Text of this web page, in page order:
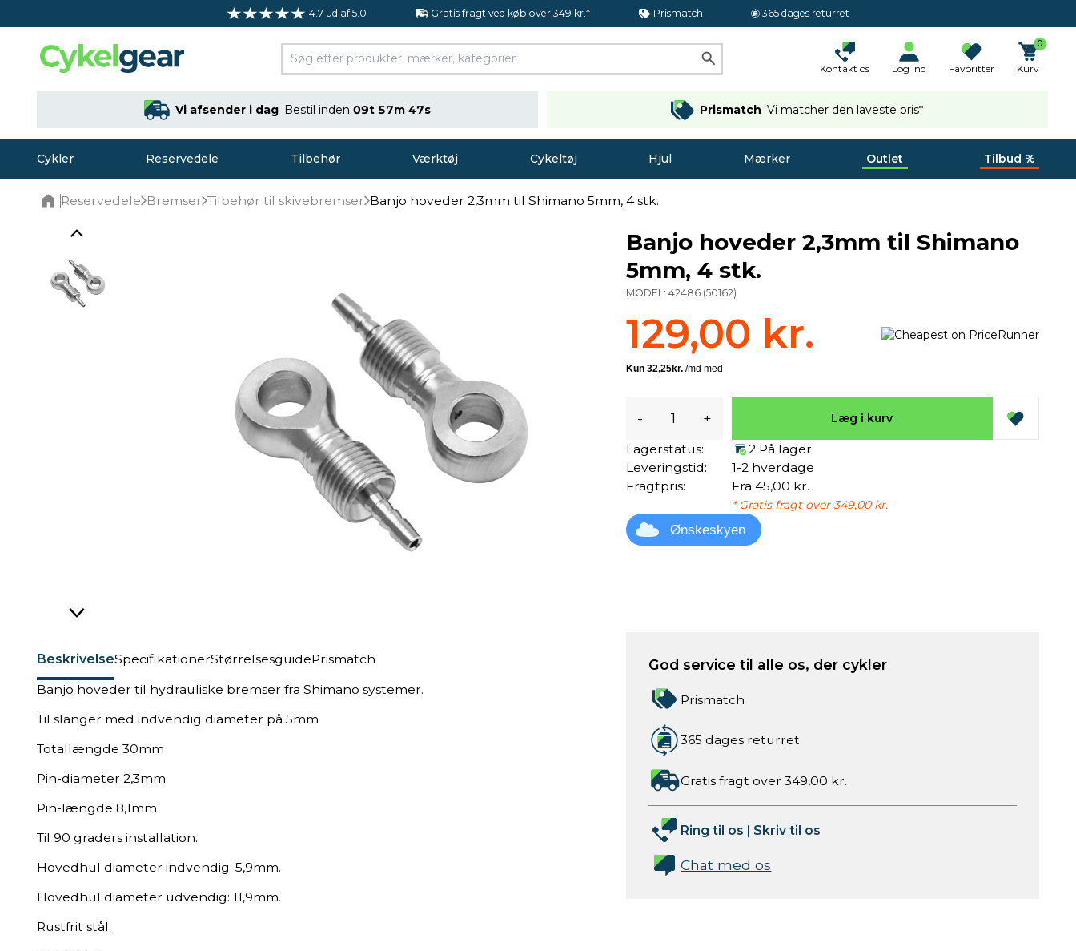
4.7 ud af 5.0 Gratis fragt ved køb over 349 kr.* Prismatch 365 dages returret
Kontakt os Log ind Favoritter
0
Kurv
Vi afsender i dag Bestil inden09t 57m 47s Prismatch Vi matcher den laveste pris*
Cykler Reservedele Tilbehør Værktøj Cykeltøj Hjul Mærker Outlet Tilbud %
Reservedele Bremser Tilbehør til skivebremser Banjo hoveder 2,3mm til Shimano 5mm, 4 stk.
BeskrivelseSpecifikationerStørrelsesguidePrismatch
Banjo hoveder til hydrauliske bremser fra Shimano systemer.
Til slanger med indvendig diameter på 5mm
Totallængde 30mm
Pin-diameter 2,3mm
Pin-længde 8,1mm
Til 90 graders installation.
Hovedhul diameter indvendig: 5,9mm.
Hovedhul diameter udvendig: 11,9mm.
Rustfrit stål.
Banjo hoveder 2,3mm til Shimano
5mm, 4 stk.
MODEL:42486 (50162)
129,00 kr.
- + Læg i kurv
Lagerstatus:
2 På lager
Leveringstid:
1-2 hverdage
Fragtpris:
Fra 45,00 kr.
* Gratis fragt over 349,00 kr.
Ønskeskyen
God service til alle os, der cykler
Prismatch
365 dages returret
Gratis fragt over 349,00 kr.
Ring til os | Skriv til os
Chat med os